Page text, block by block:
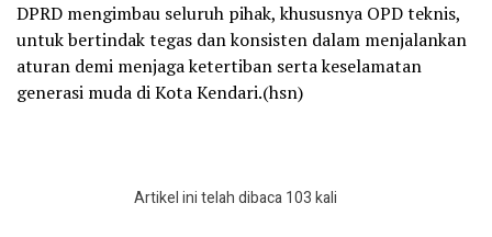
DPRD mengimbau seluruh pihak, khususnya OPD teknis,
untuk bertindak tegas dan konsisten dalam menjalankan
aturan demi menjaga ketertiban serta keselamatan
generasi muda di Kota Kendari.(hsn)
Artikel ini telah dibaca 103 kali